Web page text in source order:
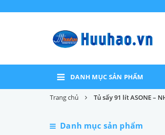
DANH MỤC SẢN PHẨM
Trang chủ Tủ sấy 91 lít ASONE –
Danh mục sản phẩm